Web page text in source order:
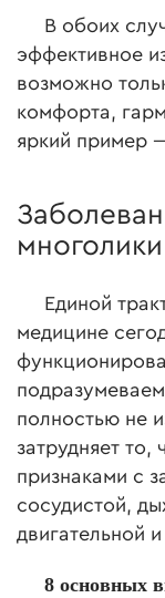
В обоих
эффективное
возможно
комфорта,
яркий пример
многолики
Единой
медицине
полностью не
затрудняет
признаками с
сосудистой,
двигательной
8 основных